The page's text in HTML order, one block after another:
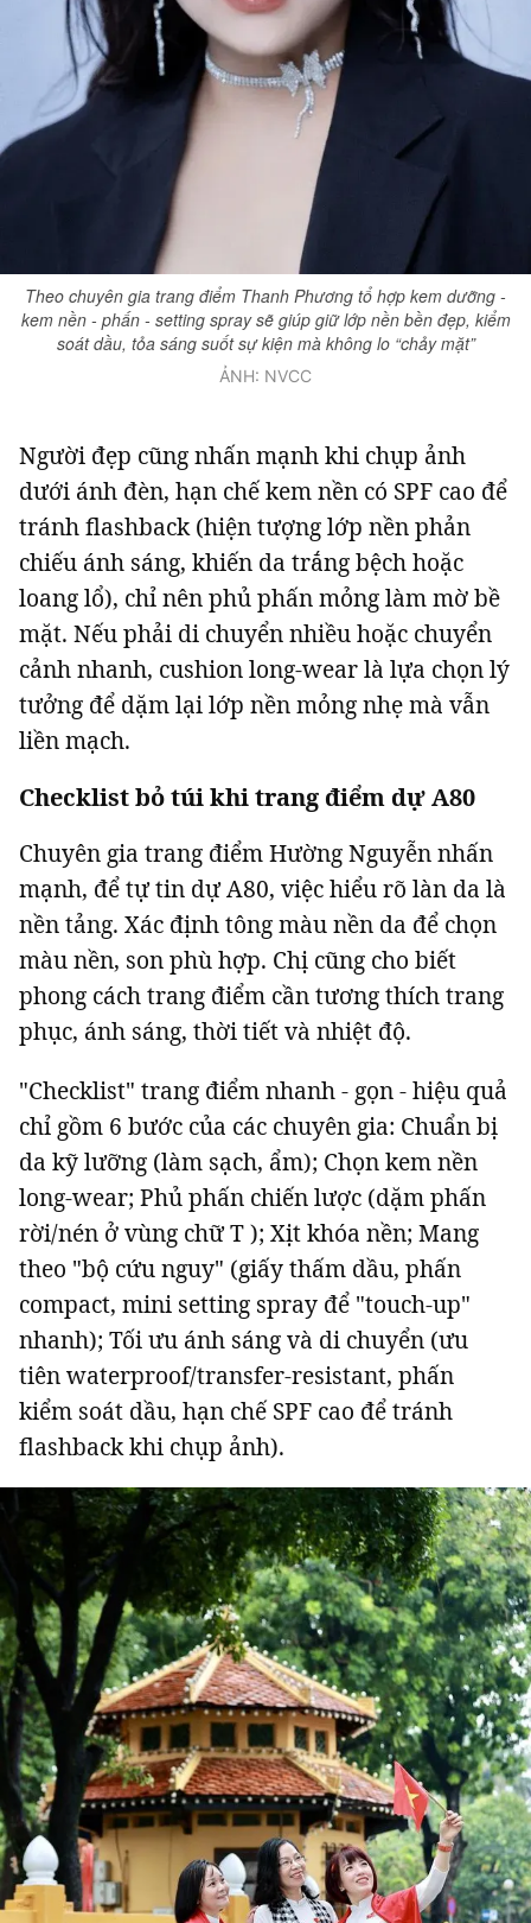
Theo chuyên gia trang điểm Thanh Phương tổ hợp kem dưỡng -
kem nền - phấn - setting spray sẽ giúp giữ lớp nền bền đẹp, kiểm
soát dầu, tỏa sáng suốt sự kiện mà không lo “chảy mặt”
ẢNH: NVCC
Người đẹp cũng nhấn mạnh khi chụp ảnh
dưới ánh đèn, hạn chế kem nền có SPF cao để
tránh flashback (hiện tượng lớp nền phản
chiếu ánh sáng, khiến da trắng bệch hoặc
loang lổ), chỉ nên phủ phấn mỏng làm mờ bề
mặt. Nếu phải di chuyển nhiều hoặc chuyển
cảnh nhanh, cushion long-wear là lựa chọn lý
tưởng để dặm lại lớp nền mỏng nhẹ mà vẫn
liền mạch.
Checklist bỏ túi khi trang điểm dự A80
Chuyên gia trang điểm Hường Nguyễn nhấn
mạnh, để tự tin dự A80, việc hiểu rõ làn da là
nền tảng. Xác định tông màu nền da để chọn
màu nền, son phù hợp. Chị cũng cho biết
phong cách trang điểm cần tương thích trang
phục, ánh sáng, thời tiết và nhiệt độ.
"Checklist" trang điểm nhanh - gọn - hiệu quả
chỉ gồm 6 bước của các chuyên gia: Chuẩn bị
da kỹ lưỡng (làm sạch, ẩm); Chọn kem nền
long-wear; Phủ phấn chiến lược (dặm phấn
rời/nén ở vùng chữ T ); Xịt khóa nền; Mang
theo "bộ cứu nguy" (giấy thấm dầu, phấn
compact, mini setting spray để "touch-up"
nhanh); Tối ưu ánh sáng và di chuyển (ưu
tiên waterproof/transfer-resistant, phấn
kiểm soát dầu, hạn chế SPF cao để tránh
flashback khi chụp ảnh).